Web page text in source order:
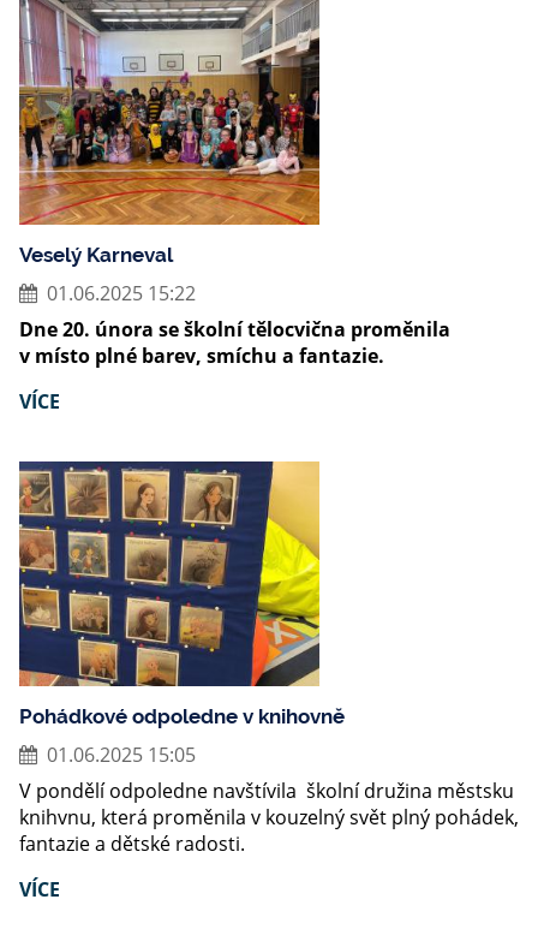
Veselý Karneval
01.06.2025 15:22
Dne 20. února se školní tělocvična proměnila
v místo plné barev, smíchu a fantazie.
VÍCE
Pohádkové odpoledne v knihovně
01.06.2025 15:05
V pondělí odpoledne navštívila školní družina městsku
knihvnu, která proměnila v kouzelný svět plný pohádek,
fantazie a dětské radosti.
VÍCE